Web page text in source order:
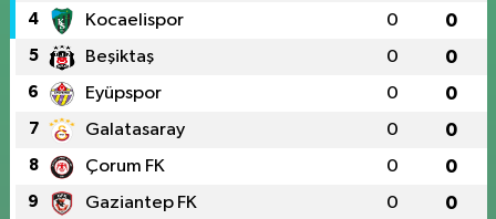
4 Kocaelispor 0 0
5 Beşiktaş 0 0
6 Eyüpspor 0 0
7 Galatasaray 0 0
8 Çorum FK 0 0
9 Gaziantep FK 0 0